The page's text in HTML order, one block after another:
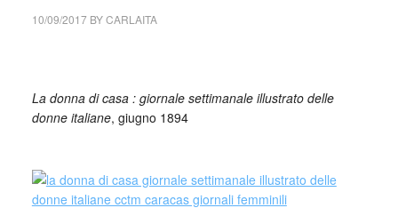
10/09/2017BYCARLAITA
La donna di casa : giornale settimanale illustrato delle
donne italiane, giugno 1894